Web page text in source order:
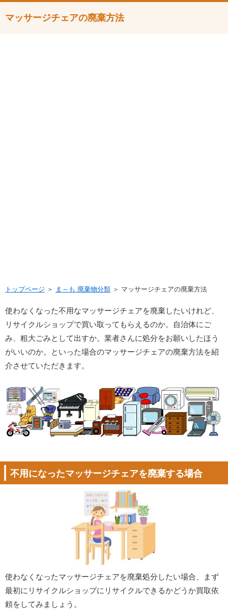
マッサージチェアの廃棄方法
トップページ ＞ ま～も 廃棄物分類＞ マッサージチェアの廃棄方法
使わなくなった不用なマッサージチェアを廃棄したいけれど、
リサイクルショップで買い取ってもらえるのか。自治体にご
み、粗大ごみとして出すか。業者さんに処分をお願いしたほう
がいいのか。といった場合のマッサージチェアの廃棄方法を紹
介させていただきます。
不用になったマッサージチェアを廃棄する場合
使わなくなったマッサージチェアを廃棄処分したい場合、まず
最初にリサイクルショップにリサイクルできるかどうか買取依
頼をしてみましょう。